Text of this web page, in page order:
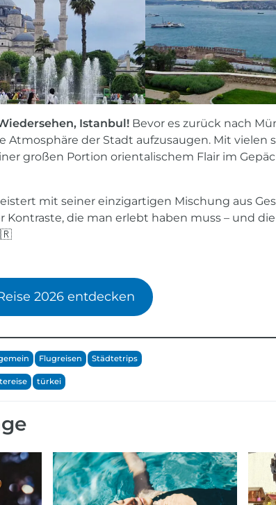
Istanbul!Bevor es zurück nach
Atmosphäre der Stadt aufzusaugen. Mit vielen
großen Portion orientalischem Flair im
mit seiner einzigartigen Mischung aus
Kontraste, die man erlebt haben muss – und
2026 entdecken
Flugreisen Städtetrips
türkei